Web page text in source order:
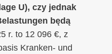
U), czy jednak
będą
r. to 12 096 €, z
Kranken- und